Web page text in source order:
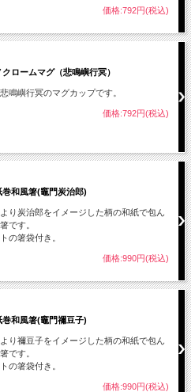
価格:792円(税込)
ロームマグ（悲鳴嶼行冥）
鳴嶼行冥のマグカップです。
価格:792円(税込)
巻和風箸(竈門炭治郎)
より炭治郎をイメージした柄の和紙で包ん
です。
の箸袋付き。
価格:990円(税込)
巻和風箸(竈門禰豆子)
より禰豆子をイメージした柄の和紙で包ん
です。
の箸袋付き。
価格:990円(税込)